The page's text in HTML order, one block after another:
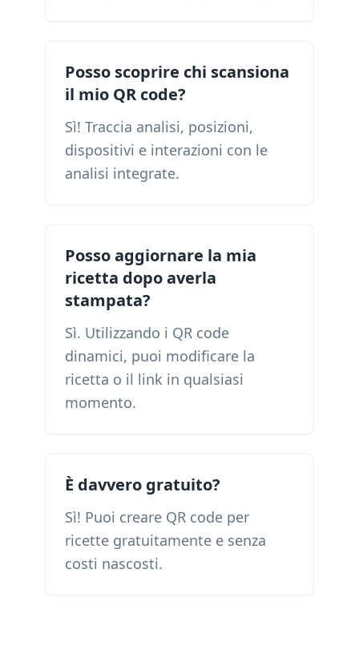
Posso scoprire chi scansiona
il mio QR code?
Sì! Traccia analisi, posizioni,
dispositivi e interazioni con le
analisi integrate.
Posso aggiornare la mia
ricetta dopo averla
stampata?
Sì. Utilizzando i QR code
dinamici, puoi modificare la
ricetta o il link in qualsiasi
momento.
È davvero gratuito?
Sì! Puoi creare QR code per
ricette gratuitamente e senza
costi nascosti.